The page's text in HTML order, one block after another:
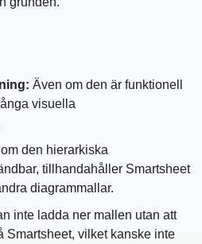
Även om den är funktionell
visuella
den hierarkiska
tillhandahåller Smartsheet
diagrammallar.
inte ladda ner mallen utan att
Smartsheet, vilket kanske inte